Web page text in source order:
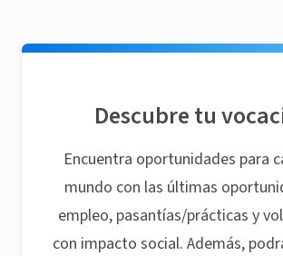
Descubre tu
Encuentra oportunidades para
mundo con las últimas
empleo, pasantías/prácticas y
con impacto social. Además,